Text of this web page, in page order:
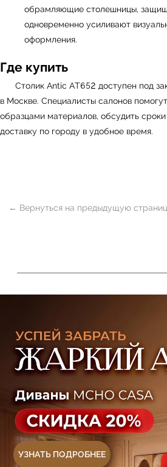
обрамляющие столешницы,
одновременно усиливают
оформления.
Где купить
Столик Antic AT652 доступен под
в Москве. Специалисты салонов
образцами материалов, обсудить сроки
доставку по городу в удобное время.
+7 (958) 202-41-41
+7 (499) 916-60-66
Ежедневно, с 10:00 до 21:00